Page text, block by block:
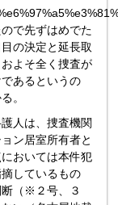
で先ずはめでた
の決定と延長取
よそ全く捜査が
あるというの
。
人は、捜査機関
ン居室所有者と
おいては本件犯
しているもの
断（※２号、３